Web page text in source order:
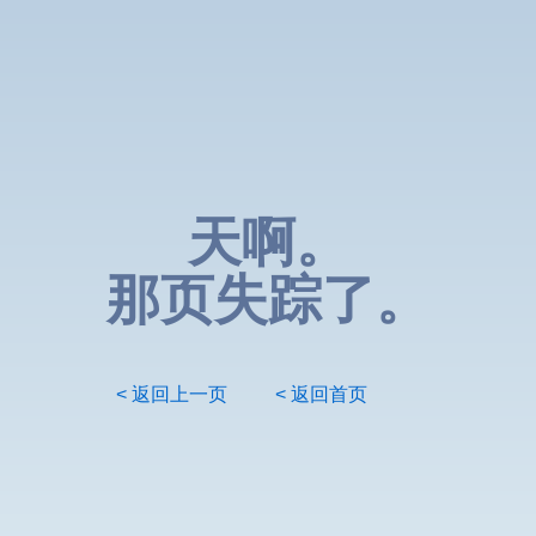
天啊。
那页失踪了。
< 返回上一页 < 返回首页